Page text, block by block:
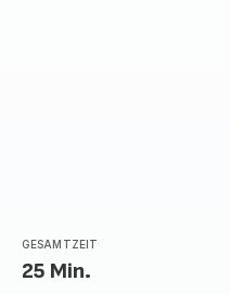
GESAMTZEIT
25 Min.